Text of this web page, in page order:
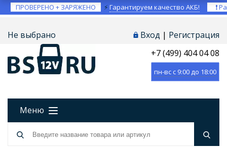
ПРОВЕРЕНО + ЗАРЯЖЕНО ⚡Гарантируем качество АКБ! ❗
Не выбрано Вход | Регистрация
+7 (499) 404 04 08
пн-вс с 9:00 до 18:00
Меню